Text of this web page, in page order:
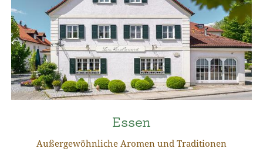
Essen
Außergewöhnliche Aromen und Traditionen